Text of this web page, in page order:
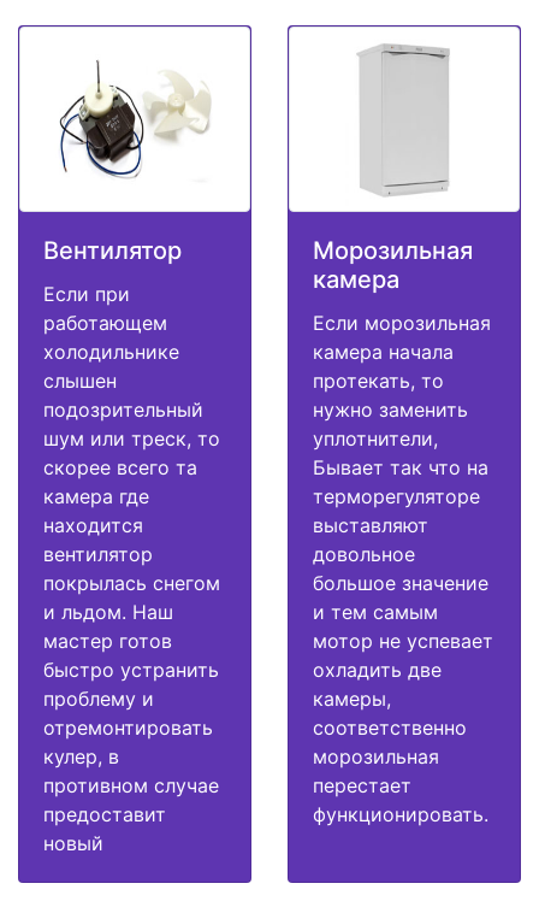
Вентилятор
Если при
работающем
холодильнике
слышен
подозрительный
шум или треск, то
скорее всего та
камера где
находится
вентилятор
покрылась снегом
и льдом. Наш
мастер готов
быстро устранить
проблему и
отремонтировать
кулер, в
противном случае
предоставит
новый
Морозильная
камера
Если морозильная
камера начала
протекать, то
нужно заменить
уплотнители,
Бывает так что на
терморегуляторе
выставляют
довольное
большое значение
и тем самым
мотор не успевает
охладить две
камеры,
соответственно
морозильная
перестает
функционировать.